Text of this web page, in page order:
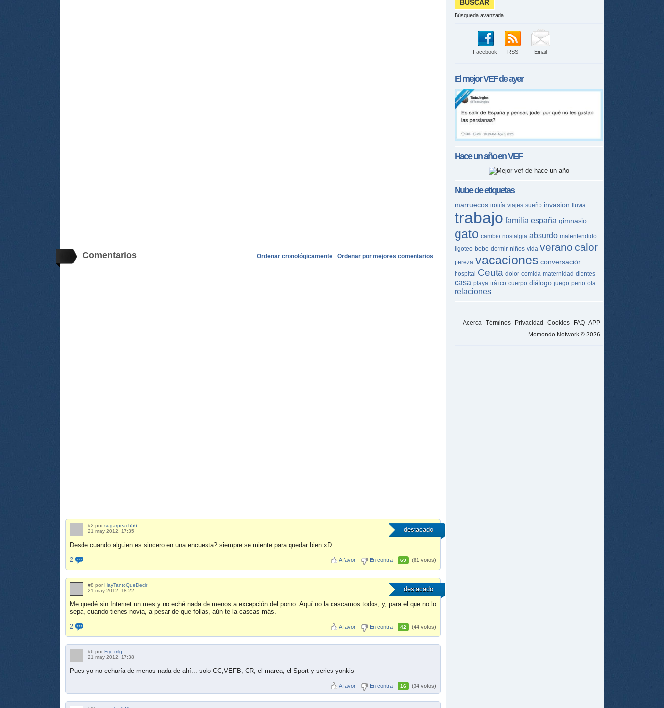
Comentarios Ordenar por mejores comentarios
Ordenar cronológicamente
destacado
#2 por sugarpeach56
21 may 2012, 17:35
Desde cuando alguien es sincero en una encuesta? siempre se miente para quedar bien xD
2
A favor En contra 69 (81 votos)
destacado
#8 por HayTantoQueDecir
21 may 2012, 18:22
Me quedé sin Internet un mes y no eché nada de menos a excepción del porno. Aquí no la cascamos todos, y, para el que no lo
sepa, cuando tienes novia, a pesar de que follas, aún te la cascas más.
2
A favor En contra 42 (44 votos)
#6 por Fry_mlg
21 may 2012, 17:38
Pues yo no echaría de menos nada de ahí... solo CC,VEFB, CR, el marca, el Sport y series yonkis
A favor En contra 16 (34 votos)
Búsqueda avanzada
Facebook RSS Email
El mejorVEFde ayer
Hace un año enVEF
Nube de etiquetas
marruecos ironía viajes sueño invasion lluvia
trabajo familia españa gimnasio
gato cambio nostalgia absurdo malentendido
ligoteo bebe dormir niños vida verano calor
pereza vacaciones conversación
hospital Ceuta dolor comida maternidad dientes
casa playa tráfico cuerpo diálogo juego perro ola
relaciones
Acerca Términos Privacidad Cookies FAQ APP
Memondo Network © 2026